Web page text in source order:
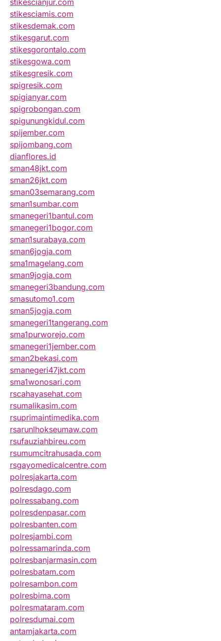
stikescianjur.com
stikesciamis.com
stikesdemak.com
stikesgarut.com
stikesgorontalo.com
stikesgowa.com
stikesgresik.com
spigresik.com
spigianyar.com
spigrobongan.com
spigunungkidul.com
spijember.com
spijombang.com
dianflores.id
sman48jkt.com
sman26jkt.com
sman03semarang.com
sman1sumbar.com
smanegeri1bantul.com
smanegeri1bogor.com
sman1surabaya.com
sman6jogja.com
sma1magelang.com
sman9jogja.com
smanegeri3bandung.com
smasutomo1.com
sman5jogja.com
smanegeri1tangerang.com
sma1purworejo.com
smanegeri1jember.com
sman2bekasi.com
smanegeri47jkt.com
sma1wonosari.com
rscahayasehat.com
rsumalikasim.com
rsuprimaintimedika.com
rsarunlhokseumaw.com
rsufauziahbireu.com
rsumumcitrahusada.com
rsgayomedicalcentre.com
polresjakarta.com
polresdago.com
polressabang.com
polresdenpasar.com
polresbanten.com
polresjambi.com
polressamarinda.com
polresbanjarmasin.com
polresbatam.com
polresambon.com
polresbima.com
polresmataram.com
polresdumai.com
antamjakarta.com